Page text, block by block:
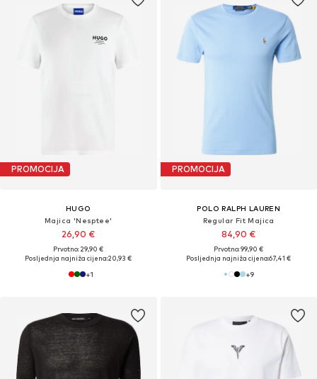
PROMOCIJA
HUGO
Majica 'Nesptee'
26,90 €
Prvotno: 29,90 €
Posljednja najniža cijena:20,93 €
+1
PROMOCIJA
POLO RALPH LAUREN
Regular Fit Majica
84,90 €
Prvotno: 99,90 €
Posljednja najniža cijena:67,41 €
+9